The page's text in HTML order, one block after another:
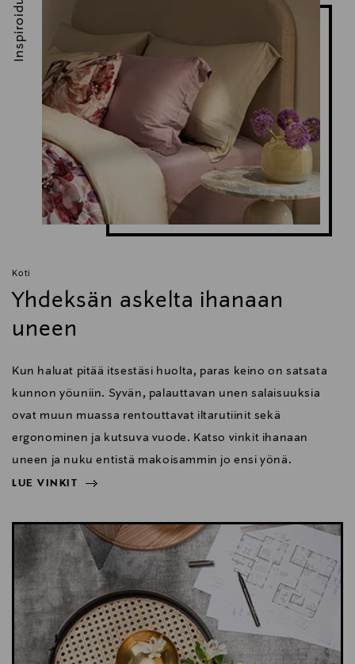
Koti
Yhdeksän askelta ihanaan
uneen
Kun haluat pitää itsestäsi huolta, paras keino on satsata
kunnon yöuniin. Syvän, palauttavan unen salaisuuksia
ovat muun muassa rentouttavat iltarutiinit sekä
ergonominen ja kutsuva vuode. Katso vinkit ihanaan
uneen ja nuku entistä makoisammin jo ensi yönä.
LUE VINKIT
Inspiroidu
LUE VINKIT